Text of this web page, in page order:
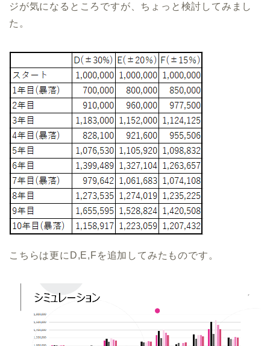
ジが気になるところですが、ちょっと検討してみまし
た。
こちらは更にD,E,Fを追加してみたものです。